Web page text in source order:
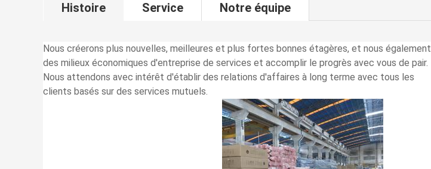
Histoire Service Notre équipe
Nous créerons plus nouvelles, meilleures et plus fortes bonnes étagères, et nous également
des milieux économiques d'entreprise de services et accomplir le progrès avec vous de pair.
Nous attendons avec intérêt d'établir des relations d'affaires à long terme avec tous les
clients basés sur des services mutuels.